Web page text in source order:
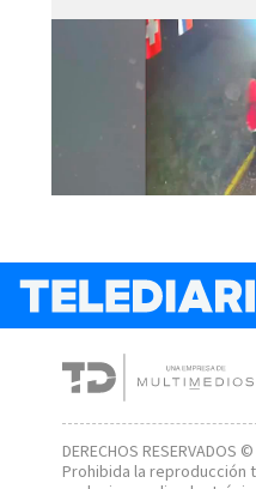
DERECHOS RESERVADOS
Prohibida la reproducción